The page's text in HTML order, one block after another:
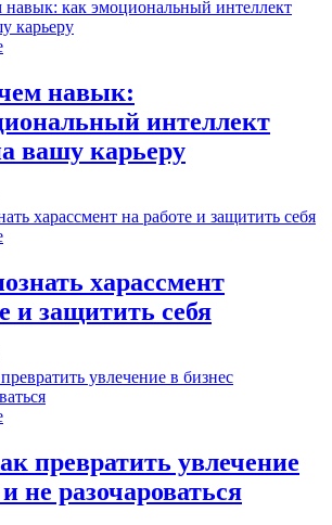
навык:
интеллект
вашу карьеру
харассмент
и защитить себя
превратить увлечение
не разочароваться